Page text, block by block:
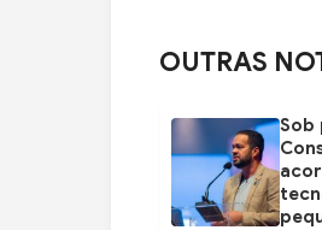
OUTRAS
Sob